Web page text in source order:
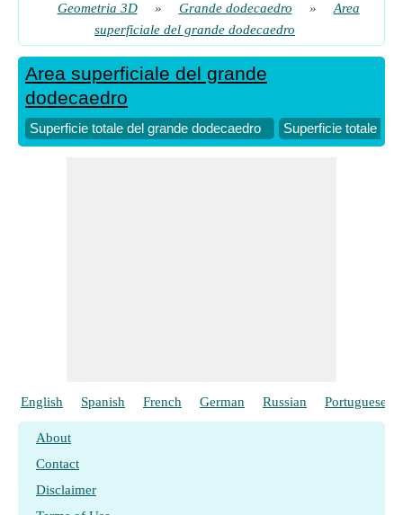
Geometria 3D
» Grande dodecaedro »
Area
superficiale del grande dodecaedro
Area superficiale del grande
dodecaedro
Superficie totale del grande dodecaedro Superficie totale
English Spanish French German Russian Portuguese
About
Contact
Disclaimer